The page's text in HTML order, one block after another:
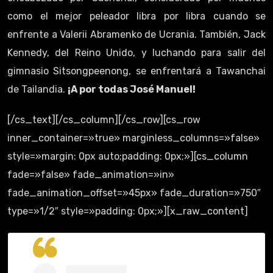
como el mejor peleador libra por libra cuando se
enfrente a Valerii Abramenko de Ucrania. También, Jack
Kennedy, del Reino Unido, y luchando para salir del
gimnasio Sitsongpeenong, se enfrentará a Tawanchai
de Tailandia. ¡A por todas José Manuel!
[/cs_text][/cs_column][/cs_row][cs_row
inner_container=»true» marginless_columns=»false»
style=»margin: 0px auto;padding: 0px;»][cs_column
fade=»false» fade_animation=»in»
fade_animation_offset=»45px» fade_duration=»750″
type=»1/2″ style=»padding: 0px;»][x_raw_content]